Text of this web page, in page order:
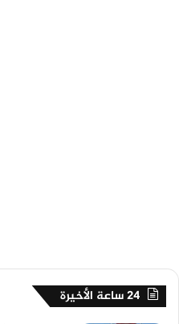
24 ساعة الأخيرة